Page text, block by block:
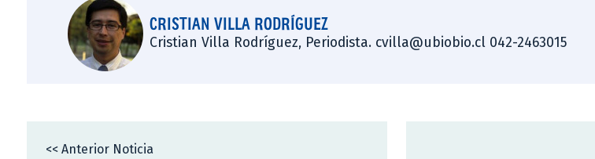
CRISTIAN VILLA RODRÍGUEZ
Cristian Villa Rodríguez, Periodista. cvilla@ubiobio.cl 042-2463015
<< Anterior Noticia